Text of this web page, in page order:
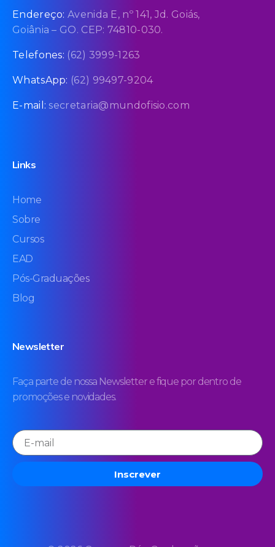
Endereço:Avenida E, nº 141, Jd. Goiás,
Goiânia – GO. CEP: 74810-030.
Telefones: (62) 3999-1263
WhatsApp: (62) 99497-9204
E-mail: secretaria@mundofisio.com
Links
Home
Sobre
Cursos
EAD
Pós-Graduações
Blog
Newsletter
Faça parte de nossa Newsletter e fique por dentro de
promoções e novidades.
Inscrever